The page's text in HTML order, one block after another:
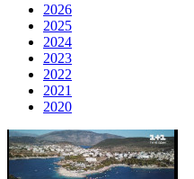
2026
2025
2024
2023
2022
2021
2020